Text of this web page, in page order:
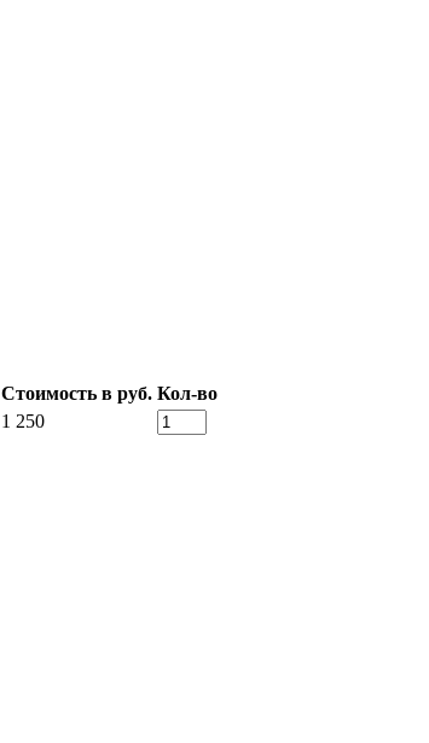
Стоимость в руб. Кол-во
1 250